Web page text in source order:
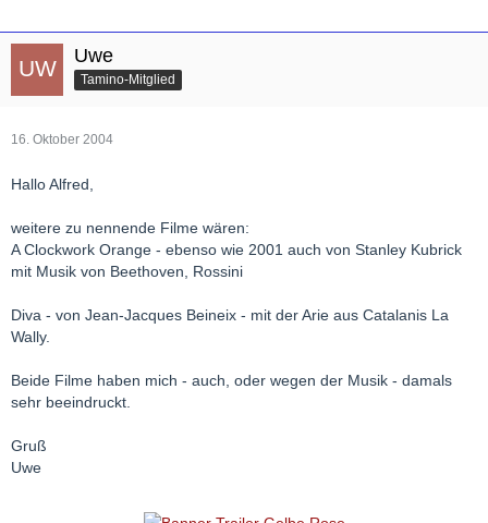
Uwe
Tamino-Mitglied
16. Oktober 2004
Hallo Alfred,
weitere zu nennende Filme wären:
A Clockwork Orange - ebenso wie 2001 auch von Stanley Kubrick
mit Musik von Beethoven, Rossini
Diva - von Jean-Jacques Beineix - mit der Arie aus Catalanis La
Wally.
Beide Filme haben mich - auch, oder wegen der Musik - damals
sehr beeindruckt.
Gruß
Uwe